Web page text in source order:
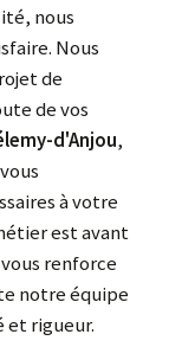
nous
Nous
de
de vos
d'Anjou,
à votre
est avant
renforce
notre équipe
rigueur.